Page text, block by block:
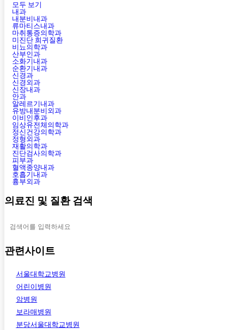
모두 보기
내과
내분비내과
류마티스내과
마취통증의학과
미진단 희귀질환
비뇨의학과
산부인과
소화기내과
순환기내과
신경과
신경외과
신장내과
안과
알레르기내과
유방내분비외과
이비인후과
임상유전체의학과
정신건강의학과
정형외과
재활의학과
진단검사의학과
피부과
혈액종양내과
호흡기내과
흉부외과
의료진 및 질환 검색
관련사이트
서울대학교병원
어린이병원
암병원
보라매병원
분당서울대학교병원